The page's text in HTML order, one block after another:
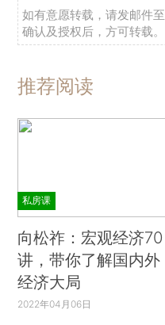
如有意愿转载，请发邮件至
确认及授权后，方可转载。
推荐阅读
私房课
向松祚：宏观经济70
讲，带你了解国内外
经济大局
2022年04月06日